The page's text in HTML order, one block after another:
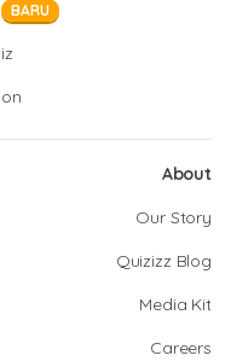
BARU
About
Our Story
Quizizz Blog
Media Kit
Careers